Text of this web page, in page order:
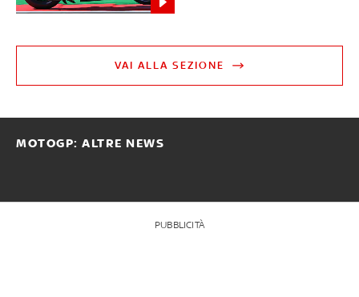
VAI ALLA SEZIONE
MOTOGP: ALTRE NEWS
PUBBLICITÀ